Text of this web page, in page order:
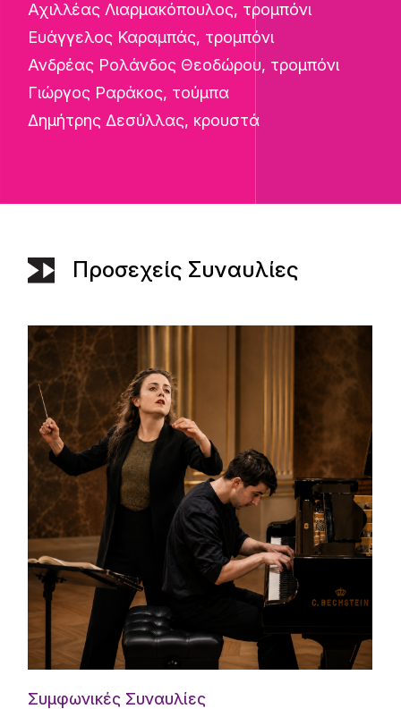
Αχιλλέας Λιαρμακόπουλος, τρομπόνι
Ευάγγελος Καραμπάς, τρομπόνι
Ανδρέας Ρολάνδος Θεοδώρου, τρομπόνι
Γιώργος Ραράκος, τούμπα
Δημήτρης Δεσύλλας, κρουστά
Προσεχείς Συναυλίες
Συμφωνικές Συναυλίες